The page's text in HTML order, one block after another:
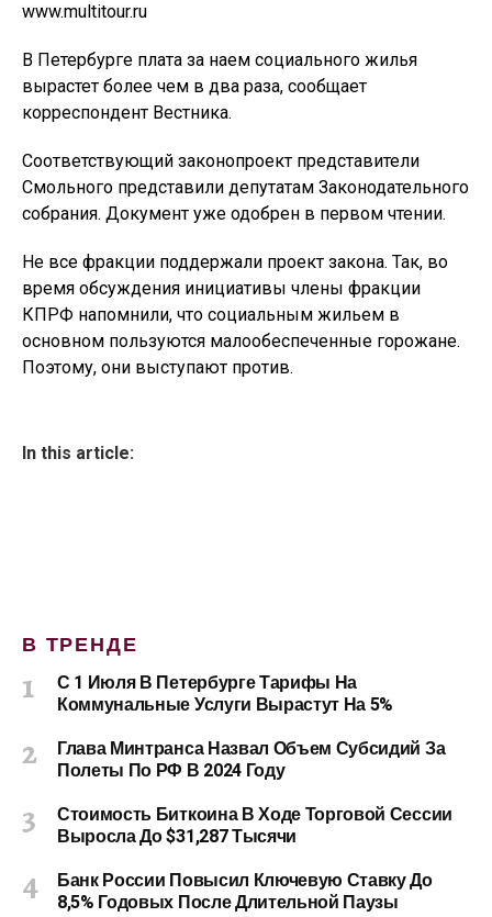
www.multitour.ru
В Петербурге плата за наем социального жилья
вырастет более чем в два раза, сообщает
корреспондент Вестника.
Соответствующий законопроект представители
Смольного представили депутатам Законодательного
собрания. Документ уже одобрен в первом чтении.
Не все фракции поддержали проект закона. Так, во
время обсуждения инициативы члены фракции
КПРФ напомнили, что социальным жильем в
основном пользуются малообеспеченные горожане.
Поэтому, они выступают против.
In this article:
В ТРЕНДЕ
С 1 Июля В Петербурге Тарифы На
Коммунальные Услуги Вырастут На 5%
Глава Минтранса Назвал Объем Субсидий За
Полеты По РФ В 2024 Году
Стоимость Биткоина В Ходе Торговой Сессии
Выросла До $31,287 Тысячи
Банк России Повысил Ключевую Ставку До
8,5% Годовых После Длительной Паузы